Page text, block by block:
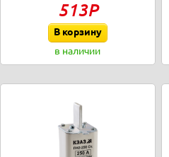
513Р
В корзину
в наличии